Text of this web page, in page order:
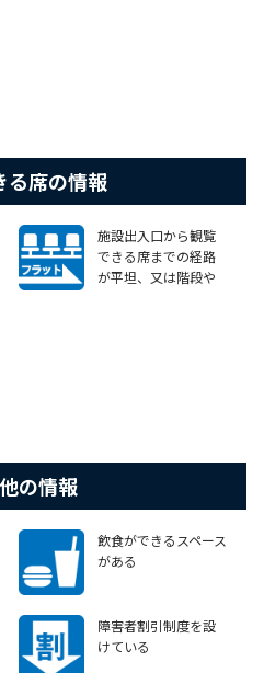
る席の情報
施設出入口から観覧
できる席までの経路
が平坦、又は階段や
の情報
飲食ができるスペース
がある
障害者割引制度を設
けている